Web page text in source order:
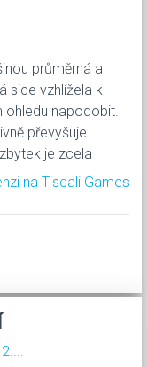
průměrná a
sice vzhlížela k
ohledu napodobit.
převyšuje
je zcela
na Tiscali Games